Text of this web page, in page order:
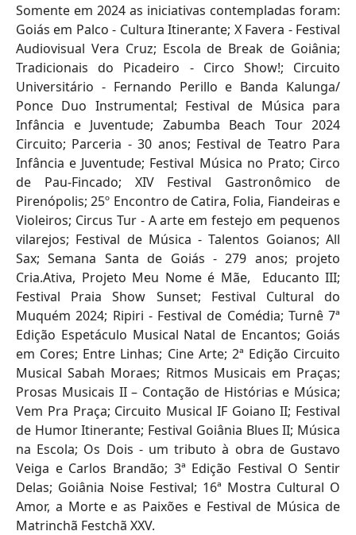
Somente em 2024 as iniciativas contempladas foram:
Goiás em Palco - Cultura Itinerante; X Favera - Festival
Audiovisual Vera Cruz; Escola de Break de Goiânia;
Tradicionais do Picadeiro - Circo Show!; Circuito
Universitário - Fernando Perillo e Banda Kalunga/
Ponce Duo Instrumental; Festival de Música para
Infância e Juventude; Zabumba Beach Tour 2024
Circuito; Parceria - 30 anos; Festival de Teatro Para
Infância e Juventude; Festival Música no Prato; Circo
de Pau-Fincado; XIV Festival Gastronômico de
Pirenópolis; 25º Encontro de Catira, Folia, Fiandeiras e
Violeiros; Circus Tur - A arte em festejo em pequenos
vilarejos; Festival de Música - Talentos Goianos; All
Sax; Semana Santa de Goiás - 279 anos; projeto
Cria.Ativa, Projeto Meu Nome é Mãe, Educanto III;
Festival Praia Show Sunset; Festival Cultural do
Muquém 2024; Ripiri - Festival de Comédia; Turnê 7ª
Edição Espetáculo Musical Natal de Encantos; Goiás
em Cores; Entre Linhas; Cine Arte; 2ª Edição Circuito
Musical Sabah Moraes; Ritmos Musicais em Praças;
Prosas Musicais II – Contação de Histórias e Música;
Vem Pra Praça; Circuito Musical IF Goiano II; Festival
de Humor Itinerante; Festival Goiânia Blues II; Música
na Escola; Os Dois - um tributo à obra de Gustavo
Veiga e Carlos Brandão; 3ª Edição Festival O Sentir
Delas; Goiânia Noise Festival; 16ª Mostra Cultural O
Amor, a Morte e as Paixões e Festival de Música de
Matrinchã Festchã XXV.